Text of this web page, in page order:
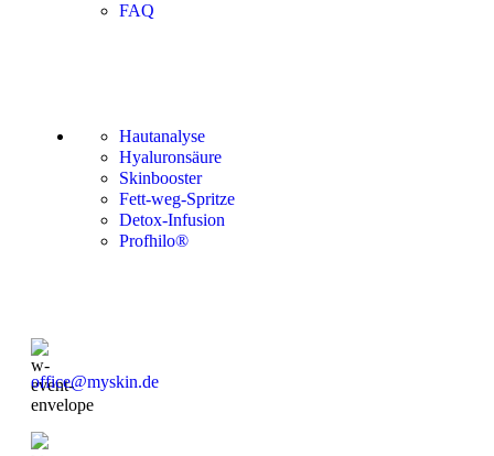
FAQ
Hautanalyse
Hyaluronsäure
Skinbooster
Fett-weg-Spritze
Detox-Infusion
Profhilo®
office@myskin.de